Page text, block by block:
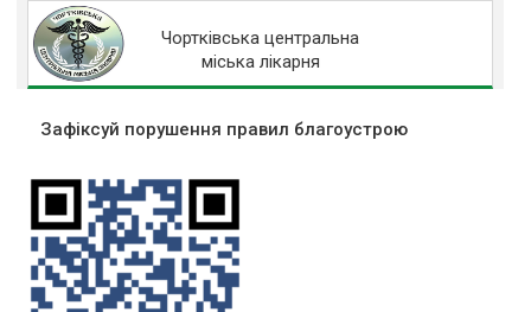
Чортківська центральна
міська лікарня
Зафіксуй порушення правил благоустрою